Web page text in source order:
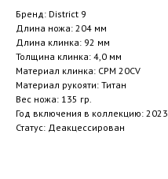
Бренд: District 9
Длина ножа: 204 мм
Длина клинка: 92 мм
Толщина клинка: 4,0 мм
Материал клинка: CPM 20CV
Материал рукояти: Титан
Вес ножа: 135 гр.
Год включения в коллекцию: 2023
Статус: Деакцессирован